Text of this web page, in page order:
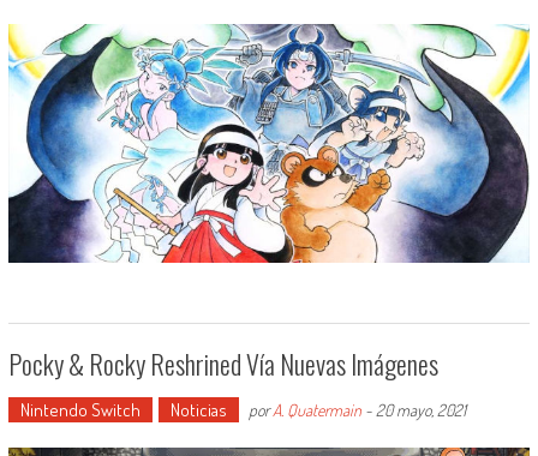
Pocky & Rocky Reshrined Vía Nuevas Imágenes
Nintendo Switch Noticias porA. Quatermain- 20 mayo, 2021